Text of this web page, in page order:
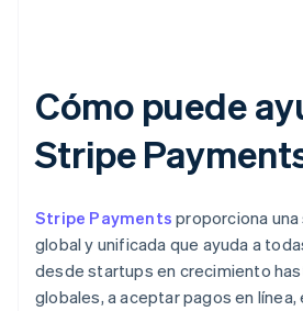
Cómo puede
Stripe
Stripe Payments proporciona
global y unificada que ayuda a
desde startups en crecimiento
globales, a aceptar pagos en línea,